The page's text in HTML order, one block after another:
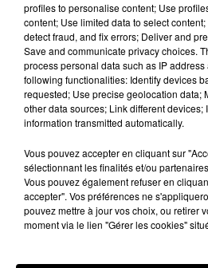
Lecture (2 min 22 sec)
100%
100% Radio les infos du
21 juin 2024 - 2 min 22 sec
LES INFOS DU
11H01
Podcast infos du Comminges
profiles to personalise content; Use
content; Use limited data to select
detect fraud, and fix errors; Deliver and
Save and communicate privacy choices.
process personal data such as IP
following functionalities: Identify devices
requested; Use precise geolocation data;
other data sources; Link different devices;
information transmitted automatically.
Vous pouvez accepter en cliquant sur
sélectionnant les finalités et/ou
Vous pouvez également refuser en
accepter". Vos préférences ne
pouvez mettre à jour vos choix, ou retirer
moment via le lien "Gérer les cookies"